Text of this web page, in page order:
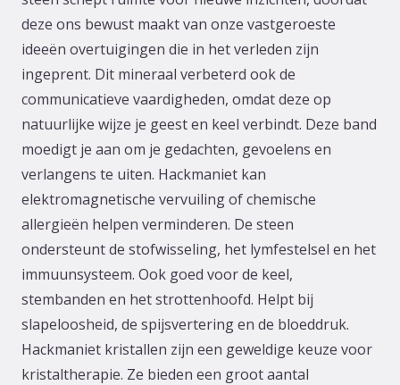
deze ons bewust maakt van onze vastgeroeste
ideeën overtuigingen die in het verleden zijn
ingeprent. Dit mineraal verbeterd ook de
communicatieve vaardigheden, omdat deze op
natuurlijke wijze je geest en keel verbindt. Deze band
moedigt je aan om je gedachten, gevoelens en
verlangens te uiten. Hackmaniet kan
elektromagnetische vervuiling of chemische
allergieën helpen verminderen. De steen
ondersteunt de stofwisseling, het lymfestelsel en het
immuunsysteem. Ook goed voor de keel,
stembanden en het strottenhoofd. Helpt bij
slapeloosheid, de spijsvertering en de bloeddruk.
Hackmaniet kristallen zijn een geweldige keuze voor
kristaltherapie. Ze bieden een groot aantal